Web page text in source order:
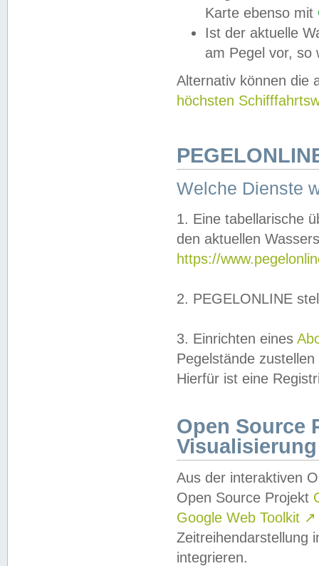
Karte ebenso mit
Ist der aktuelle
am Pegel vor,
Alternativ können die
höchsten
Welche Dienste
1. Eine tabellarische
den aktuellen
https://
2. PEGELONLINE
3. Einrichten eines
Pegelstände
Hierfür ist eine
Open Source
Visualisierung
Aus der interaktiven
Open Source Projekt
Google Web Toolkit ↗
Zeitreihendarstellung
integrieren.